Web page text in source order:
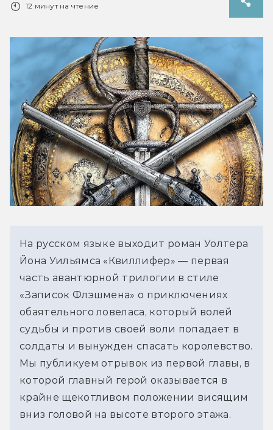
12 минут на чтение
На русском языке выходит роман Уолтера
Йона Уильямса «Квиллифер» — первая
«Записок Флэшмена» о приключениях
обаятельного ловеласа, который волей
судьбы и против своей воли попадает в
солдаты и вынужден спасать королевство.
Мы публикуем отрывок из первой главы, в
которой главный герой оказывается в
крайне щекотливом положении висящим
вниз головой на высоте второго этажа.